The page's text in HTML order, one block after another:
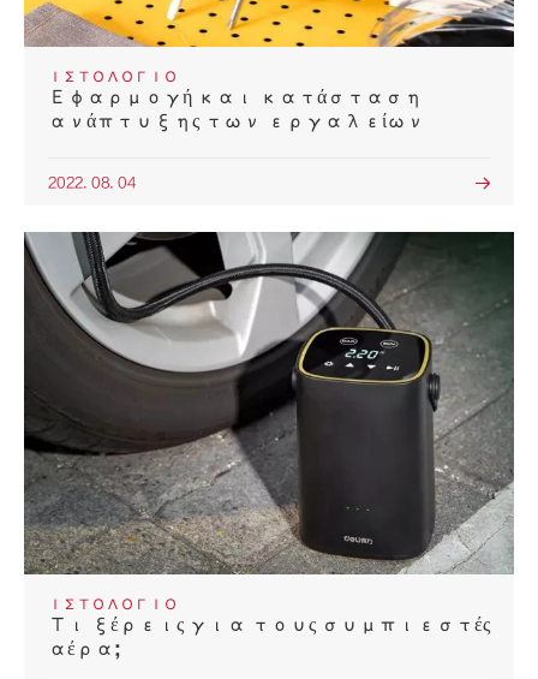
ΙΣΤΟΛΌΓΙΟ
Εφαρμογή και κατάσταση
ανάπτυξης των εργαλείων
2022. 08. 04 
ΙΣΤΟΛΌΓΙΟ
Τι ξέρεις για τους συμπιεστές
αέρα;